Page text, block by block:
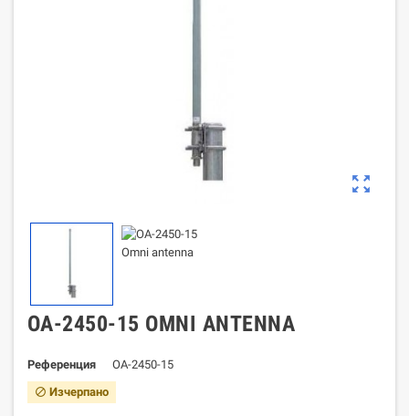
zoom_out_map
OA-2450-15 OMNI ANTENNA
Референция OA-2450-15
block Изчерпано